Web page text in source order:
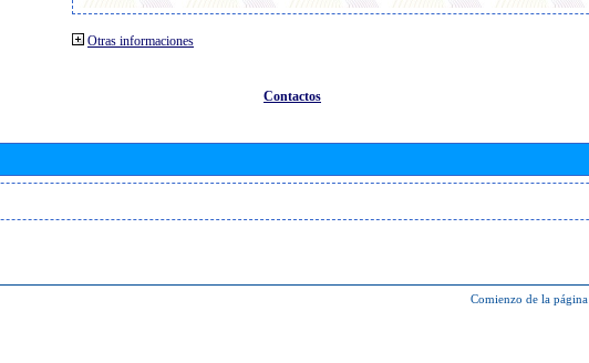
Otras informaciones
Contactos
Comienzo de la página